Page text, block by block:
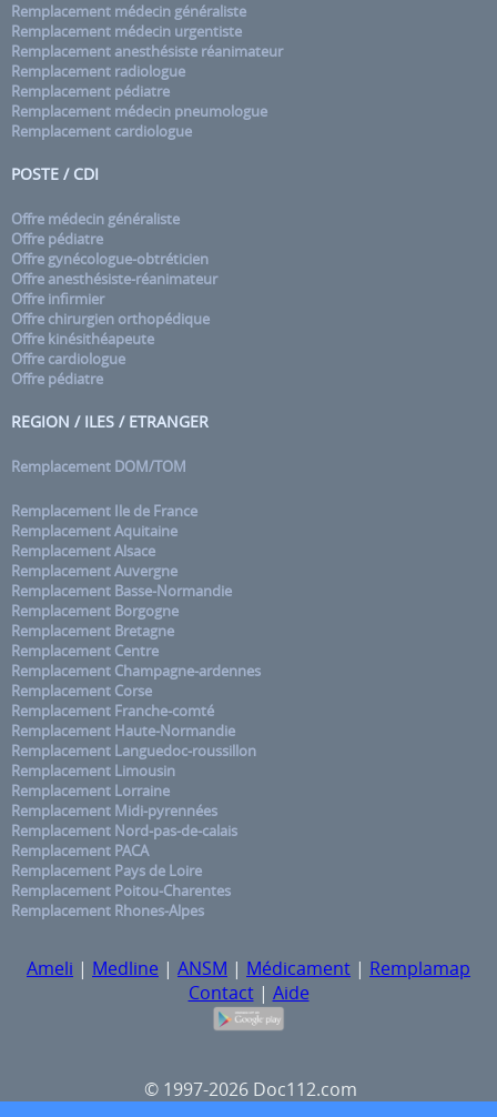
Remplacement médecin généraliste
Remplacement médecin urgentiste
Remplacement anesthésiste réanimateur
Remplacement radiologue
Remplacement pédiatre
Remplacement médecin pneumologue
Remplacement cardiologue
POSTE / CDI
Offre médecin généraliste
Offre pédiatre
Offre gynécologue-obtréticien
Offre anesthésiste-réanimateur
Offre infirmier
Offre chirurgien orthopédique
Offre kinésithéapeute
Offre cardiologue
Offre pédiatre
REGION / ILES / ETRANGER
Remplacement DOM/TOM
Remplacement Ile de France
Remplacement Aquitaine
Remplacement Alsace
Remplacement Auvergne
Remplacement Basse-Normandie
Remplacement Borgogne
Remplacement Bretagne
Remplacement Centre
Remplacement Champagne-ardennes
Remplacement Corse
Remplacement Franche-comté
Remplacement Haute-Normandie
Remplacement Languedoc-roussillon
Remplacement Limousin
Remplacement Lorraine
Remplacement Midi-pyrennées
Remplacement Nord-pas-de-calais
Remplacement PACA
Remplacement Pays de Loire
Remplacement Poitou-Charentes
Remplacement Rhones-Alpes
Ameli | Medline | ANSM | Médicament | Remplamap
Contact| Aide
© 1997-2026 Doc112.com